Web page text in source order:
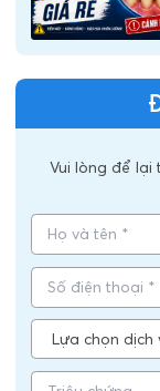
Vui lòng để lại